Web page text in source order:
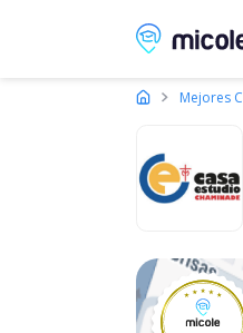
Micole,
Mejores